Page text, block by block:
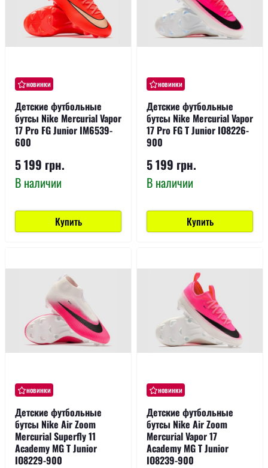
новинки
Детские футбольные
бутсы Nike Mercurial Vapor
17 Pro FG Junior IM6539-
600
5 199 грн.
В наличии
Купить
новинки
Детские футбольные
бутсы Nike Mercurial Vapor
17 Pro FG T Junior IO8226-
900
5 199 грн.
В наличии
Купить
новинки
Детские футбольные
бутсы Nike Air Zoom
Mercurial Superfly 11
Academy MG T Junior
IO8229-900
новинки
Детские футбольные
бутсы Nike Air Zoom
Mercurial Vapor 17
Academy MG T Junior
IO8239-900